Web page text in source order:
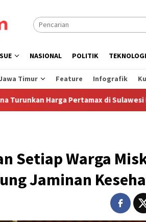
NASIONAL POLITIK TEKNOLOGI
Timur Feature Infografik
Pertamax di Sulawesi Mulai 1 Agustus
Setiap Warga
Jaminan